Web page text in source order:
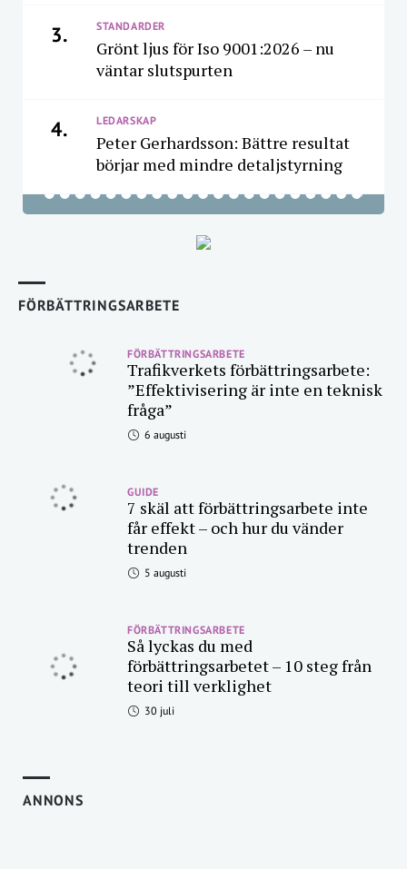
3. STANDARDER
Grönt ljus för Iso 9001:2026 – nu
väntar slutspurten
4. LEDARSKAP
Peter Gerhardsson: Bättre resultat
börjar med mindre detaljstyrning
FÖRBÄTTRINGSARBETE
FÖRBÄTTRINGSARBETE
Trafikverkets förbättringsarbete:
”Effektivisering är inte en teknisk
fråga”
6 augusti
GUIDE
7 skäl att förbättringsarbete inte
får effekt – och hur du vänder
trenden
5 augusti
FÖRBÄTTRINGSARBETE
Så lyckas du med
förbättringsarbetet – 10 steg från
teori till verklighet
30 juli
ANNONS